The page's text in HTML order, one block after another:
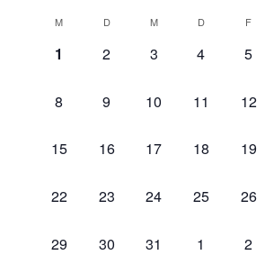
wählen.
Kalender
von
M D M D F
0
1
0
2
0
3
0
4
0
5
0
8
0
9
0
10
0
11
0
12
0
15
0
16
0
17
0
18
0
19
0
22
0
23
0
24
0
25
0
26
0
29
0
30
0
31
0
1
0
2